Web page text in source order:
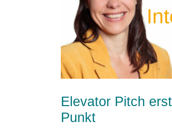
Elevator Pitch
Punkt